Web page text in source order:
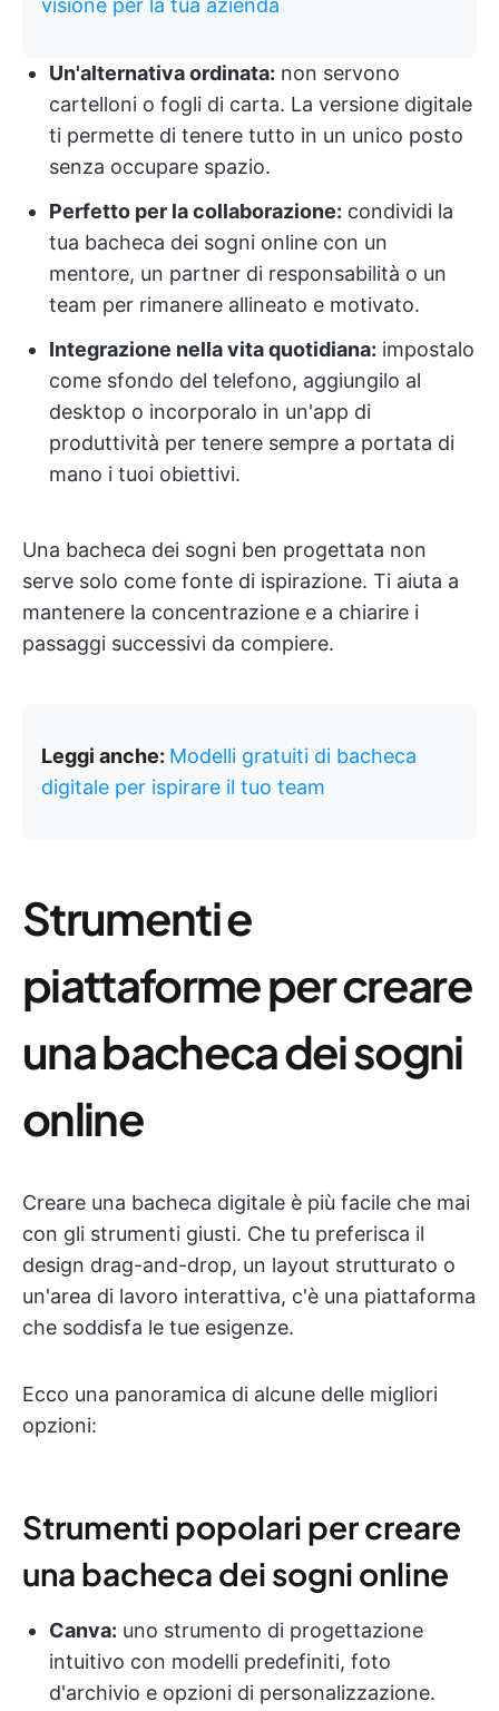
visione per la tua azienda
Un'alternativa ordinata: non servono
cartelloni o fogli di carta. La versione digitale
ti permette di tenere tutto in un unico posto
senza occupare spazio.
Perfetto per la collaborazione: condividi la
tua bacheca dei sogni online con un
mentore, un partner di responsabilità o un
team per rimanere allineato e motivato.
Integrazione nella vita quotidiana: impostalo
come sfondo del telefono, aggiungilo al
desktop o incorporalo in un'app di
produttività per tenere sempre a portata di
mano i tuoi obiettivi.
Una bacheca dei sogni ben progettata non
serve solo come fonte di ispirazione. Ti aiuta a
mantenere la concentrazione e a chiarire i
passaggi successivi da compiere.
Leggi anche: Modelli gratuiti di bacheca
digitale per ispirare il tuo team
Strumenti e
piattaforme per creare
una bacheca dei sogni
online
Creare una bacheca digitale è più facile che mai
con gli strumenti giusti. Che tu preferisca il
design drag-and-drop, un layout strutturato o
un'area di lavoro interattiva, c'è una piattaforma
che soddisfa le tue esigenze.
Ecco una panoramica di alcune delle migliori
opzioni:
Strumenti popolari per creare
una bacheca dei sogni online
Canva: uno strumento di progettazione
intuitivo con modelli predefiniti, foto
d'archivio e opzioni di personalizzazione.